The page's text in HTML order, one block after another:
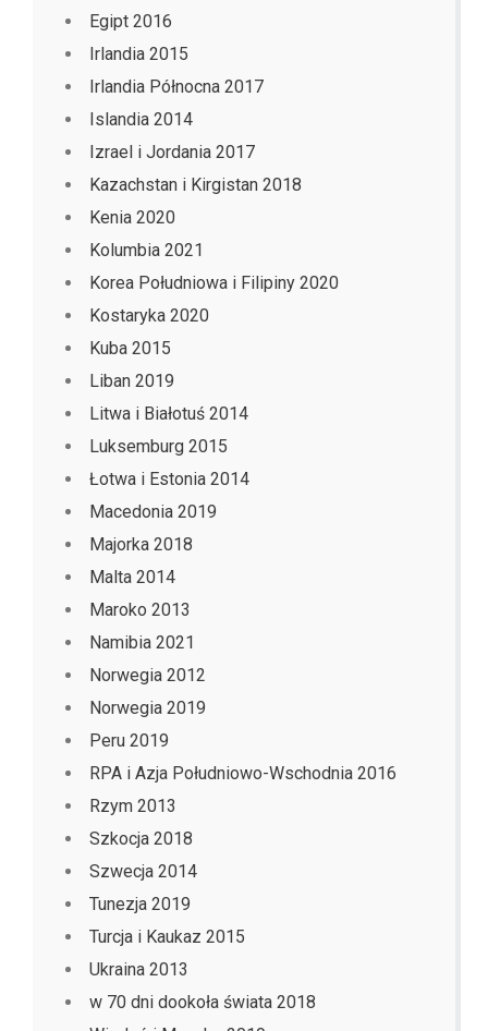
Egipt 2016
Irlandia 2015
Irlandia Północna 2017
Islandia 2014
Izrael i Jordania 2017
Kazachstan i Kirgistan 2018
Kenia 2020
Kolumbia 2021
Korea Południowa i Filipiny 2020
Kostaryka 2020
Kuba 2015
Liban 2019
Litwa i Białotuś 2014
Luksemburg 2015
Łotwa i Estonia 2014
Macedonia 2019
Majorka 2018
Malta 2014
Maroko 2013
Namibia 2021
Norwegia 2012
Norwegia 2019
Peru 2019
RPA i Azja Południowo-Wschodnia 2016
Rzym 2013
Szkocja 2018
Szwecja 2014
Tunezja 2019
Turcja i Kaukaz 2015
Ukraina 2013
w 70 dni dookoła świata 2018